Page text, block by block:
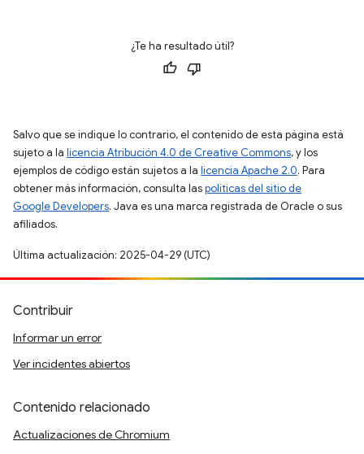
¿Te ha resultado útil?
Salvo que se indique lo contrario, el contenido de esta página está
sujeto a la licencia Atribución 4.0 de Creative Commons, y los
ejemplos de código están sujetos a la licencia Apache 2.0. Para
obtener más información, consulta laspolíticas del sitio de
Google Developers. Java es una marca registrada de Oracle o sus
afiliados.
Última actualización: 2025-04-29 (UTC)
Contribuir
Informar un error
Ver incidentes abiertos
Contenido relacionado
Actualizaciones de Chromium